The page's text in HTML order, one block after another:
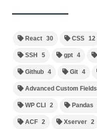
React 30 CSS 12
SSH 5 gpt 4
Github 4 Git 4
Advanced Custom Fields
WP CLI 2 Pandas
ACF 2 Xserver 2